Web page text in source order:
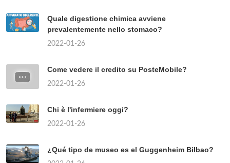
Quale digestione chimica avviene
prevalentemente nello stomaco?
2022-01-26
Come vedere il credito su PosteMobile?
2022-01-26
Chi è l'infermiere oggi?
2022-01-26
¿Qué tipo de museo es el Guggenheim Bilbao?